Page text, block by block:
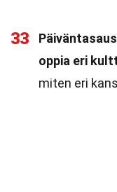
33
oppia eri
miten eri